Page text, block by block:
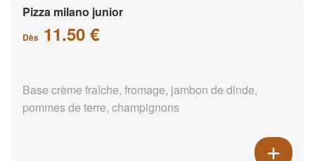
Pizza milano junior
Dès 11.50 €
Base crème fraîche, fromage, jambon de dinde,
pommes de terre, champignons